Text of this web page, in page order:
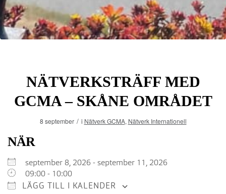
NÄTVERKSTRÄFF MED
GCMA – SKÅNE OMRÅDET
8 september / i Nätverk GCMA, Nätverk Internationell
NÄR
september 8, 2026 - september 11, 2026
09:00 - 10:00
LÄGG TILL I KALENDER
Ladda ner ICS